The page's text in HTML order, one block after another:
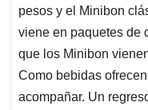
pesos y el Minibon
viene en paquetes de
que los Minibon
Como bebidas
acompañar. Un